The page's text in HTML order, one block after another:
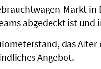
Markt
abgedeckt ist
das
Angebot.